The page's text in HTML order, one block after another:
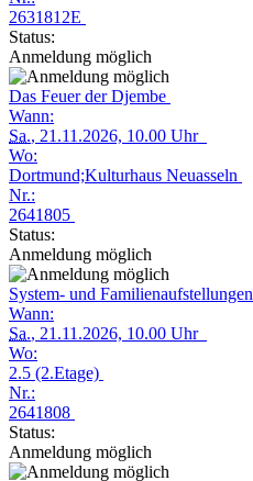
2631812E
Status:
Anmeldung möglich
Das Feuer der Djembe
Wann:
Sa., 21.11.2026, 10.00 Uhr
Wo:
Dortmund;Kulturhaus Neuasseln
Nr.:
2641805
Status:
Anmeldung möglich
System- und Familienaufstellungen
Wann:
Sa., 21.11.2026, 10.00 Uhr
Wo:
2.5 (2.Etage)
Nr.:
2641808
Status:
Anmeldung möglich